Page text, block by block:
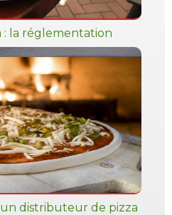
: la réglementation
distributeur de pizza